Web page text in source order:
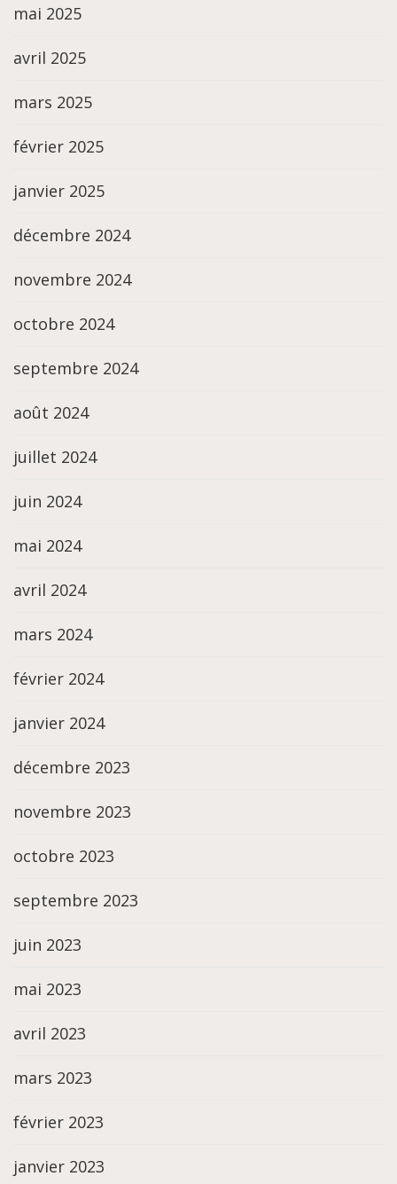
mai 2025
avril 2025
mars 2025
février 2025
janvier 2025
décembre 2024
novembre 2024
octobre 2024
septembre 2024
août 2024
juillet 2024
juin 2024
mai 2024
avril 2024
mars 2024
février 2024
janvier 2024
décembre 2023
novembre 2023
octobre 2023
septembre 2023
juin 2023
mai 2023
avril 2023
mars 2023
février 2023
janvier 2023